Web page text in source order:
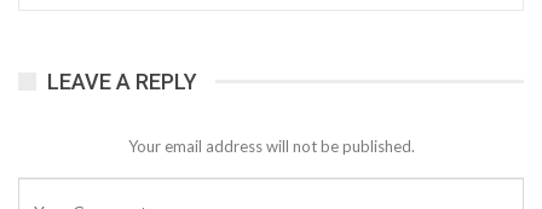
LEAVE A REPLY
Your email address will not be published.